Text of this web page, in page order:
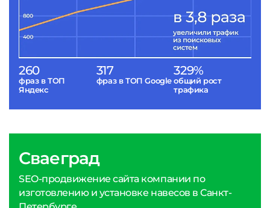
260
фраз в ТОП
Яндекс
317
фраз в ТОП Google
329%
общий рост
трафика
Сваеград
SEO-продвижение сайта компании по
изготовлению и установке навесов в Санкт-